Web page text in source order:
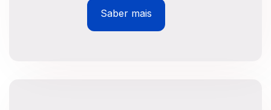
Saber mais